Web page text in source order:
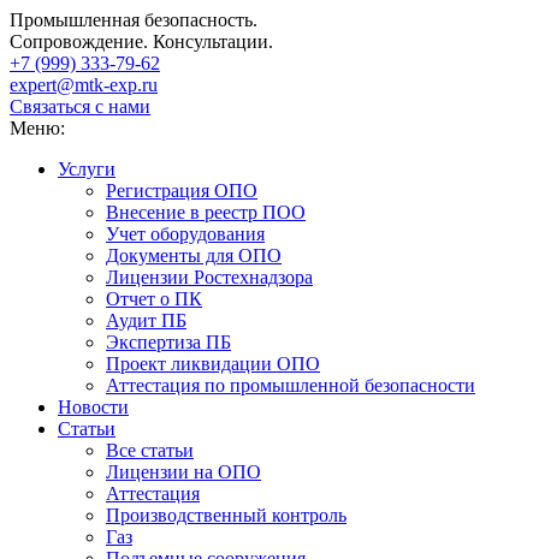
Промышленная безопасность.
Сопровождение. Консультации.
+7 (999) 333-79-62
expert@mtk-exp.ru
Связаться с нами
Меню:
Услуги
Регистрация ОПО
Внесение в реестр ПОО
Учет оборудования
Документы для ОПО
Лицензии Ростехнадзора
Отчет о ПК
Аудит ПБ
Экспертиза ПБ
Проект ликвидации ОПО
Аттестация по промышленной безопасности
Новости
Статьи
Все статьи
Лицензии на ОПО
Аттестация
Производственный контроль
Газ